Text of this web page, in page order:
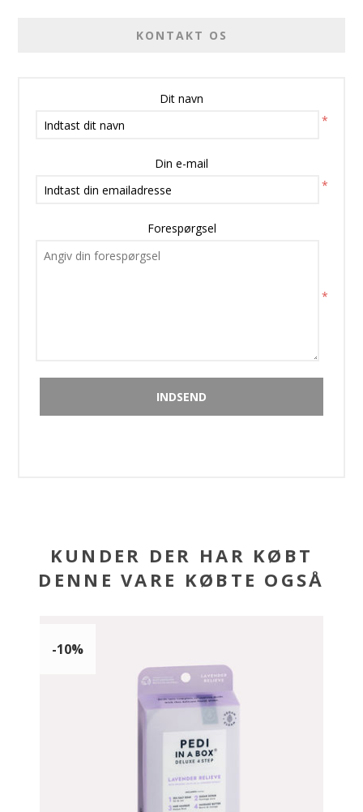
KONTAKT OS
Dit navn
*
Din e-mail
*
Forespørgsel
*
KUNDER DER HAR KØBT
DENNE VARE KØBTE OGSÅ
-10%